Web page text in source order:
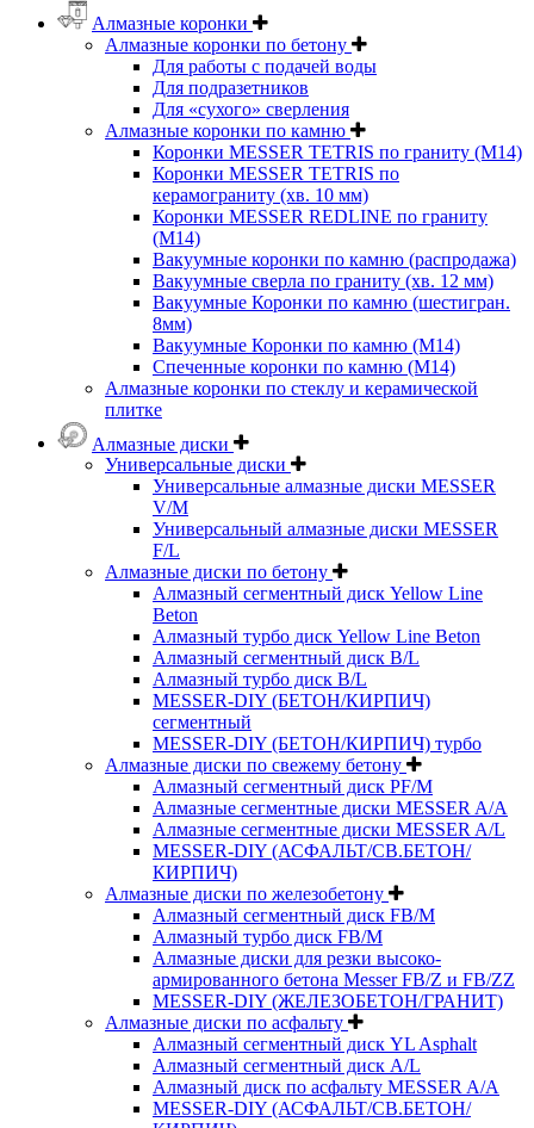
Алмазные коронки
Алмазные коронки по бетону
Для работы с подачей воды
Для подразетников
Для «сухого» сверления
Алмазные коронки по камню
Коронки MESSER TETRIS по граниту (М14)
Коронки MESSER TETRIS по
керамограниту (хв. 10 мм)
Коронки MESSER REDLINE по граниту
(М14)
Вакуумные коронки по камню (распродажа)
Вакуумные сверла по граниту (хв. 12 мм)
Вакуумные Коронки по камню (шестигран.
8мм)
Вакуумные Коронки по камню (M14)
Спеченные коронки по камню (M14)
Алмазные коронки по стеклу и керамической
плитке
Алмазные диски
Универсальные диски
Универсальные алмазные диски MESSER
V/M
Универсальный алмазные диски MESSER
F/L
Алмазные диски по бетону
Алмазный сегментный диск Yellow Line
Beton
Алмазный турбо диск Yellow Line Beton
Алмазный сегментный диск B/L
Алмазный турбо диск B/L
MESSER-DIY (БЕТОН/КИРПИЧ)
сегментный
MESSER-DIY (БЕТОН/КИРПИЧ) турбо
Алмазные диски по свежему бетону
Алмазный сегментный диск PF/M
Алмазные сегментные диски MESSER A/A
Алмазные сегментные диски MESSER A/L
MESSER-DIY (АСФАЛЬТ/СВ.БЕТОН/
КИРПИЧ)
Алмазные диски по железобетону
Алмазный сегментный диск FB/M
Алмазный турбо диск FB/M
Алмазные диски для резки высоко-
армированного бетона Messer FB/Z и FB/ZZ
MESSER-DIY (ЖЕЛЕЗОБЕТОН/ГРАНИТ)
Алмазные диски по асфальту
Алмазный сегментный диск YL Asphalt
Алмазный сегментный диск A/L
Алмазный диск по асфальту MESSER A/A
MESSER-DIY (АСФАЛЬТ/СВ.БЕТОН/